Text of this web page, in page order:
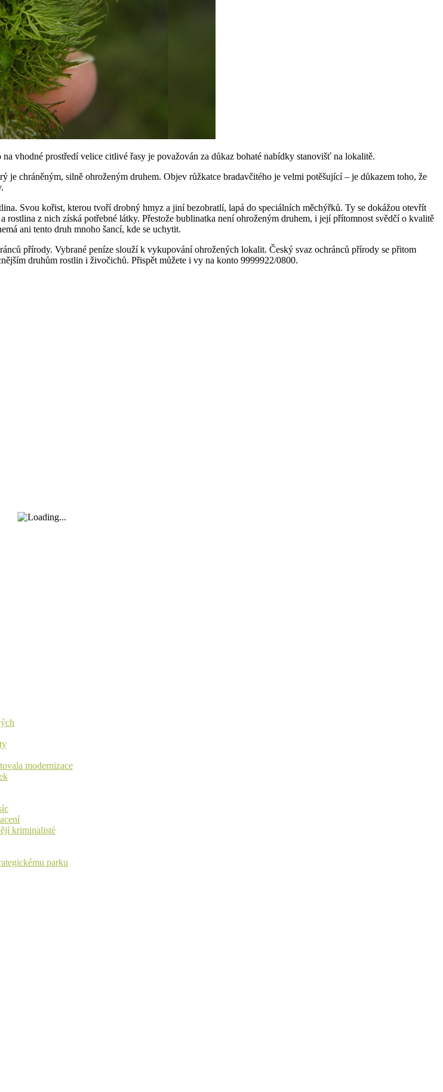
vhodné prostředí velice citlivé řasy je považován za důkaz bohaté nabídky stanovišť na lokalitě.
chráněným, silně ohroženým druhem. Objev růžkatce bradavčitého je velmi potěšující – je důkazem toho, že
Svou kořist, kterou tvoří drobný hmyz a jiní bezobratlí, lapá do speciálních měchýřků. Ty se dokážou otevřít
z nich získá potřebné látky. Přestože bublinatka není ohroženým druhem, i její přítomnost svědčí o kvalitě
ani tento druh mnoho šancí, kde se uchytit.
přírody. Vybrané peníze slouží k vykupování ohrožených lokalit. Český svaz ochránců přírody se přitom
druhům rostlin i živočichů. Přispět můžete i vy na konto 9999922/0800.
modernizace
kriminalisté
parku